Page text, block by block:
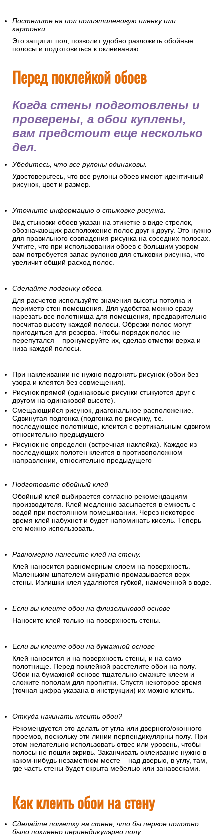
Постелите на пол полиэтиленовую пленку или
картонки.
Это защитит пол, позволит удобно разложить обойные
полосы и подготовиться к оклеиванию.
Перед поклейкой обоев
Когда стены подготовлены и
проверены, а обои куплены,
вам предстоит еще несколько
дел.
Убедитесь, что все рулоны одинаковы.
Удостоверьтесь, что все рулоны обоев имеют идентичный
рисунок, цвет и размер.
Уточните информацию о стыковке рисунка.
Вид стыковки обоев указан на этикетке в виде стрелок,
обозначающих расположение полос друг к другу. Это нужно
для правильного совпадения рисунка на соседних полосах.
Учтите, что при использовании обоев с большим узором
вам потребуется запас рулонов для стыковки рисунка, что
увеличит общий расход полос.
Сделайте подгонку обоев.
Для расчетов используйте значения высоты потолка и
периметр стен помещения. Для удобства можно сразу
нарезать все полотнища для помещения, предварительно
посчитав высоту каждой полосы. Обрезки полос могут
пригодиться для резерва. Чтобы порядок полос не
перепутался – пронумеруйте их, сделав отметки верха и
низа каждой полосы.
При наклеивании не нужно подгонять рисунок (обои без
узора и клеятся без совмещения).
Рисунок прямой (одинаковые рисунки стыкуются друг с
другом на одинаковой высоте).
Смещающийся рисунок, диагональное расположение.
Сдвинутая подгонка (подгонка по рисунку, т.е.
последующее полотнище, клеится с вертикальным сдвигом
относительно предыдущего
Рисунок не определен (встречная наклейка). Каждое из
последующих полотен клеится в противоположном
направлении, относительно предыдущего
Подготовьте обойный клей
Обойный клей выбирается согласно рекомендациям
производителя. Клей медленно засыпается в емкость с
водой при постоянном помешивании. Через некоторое
время клей набухнет и будет напоминать кисель. Теперь
его можно использовать.
Равномерно нанесите клей на стену.
Клей наносится равномерным слоем на поверхность.
Маленьким шпателем аккуратно промазывается верх
стены. Излишки клея удаляются губкой, намоченной в воде.
Если вы клеите обои на флизелиновой основе
Наносите клей только на поверхность стены.
Если вы клеите обои на бумажной основе
Клей наносится и на поверхность стены, и на само
полотнище. Перед поклейкой расстелите обои на полу.
Обои на бумажной основе тщательно смажьте клеем и
сложите пополам для пропитки. Спустя некоторое время
(точная цифра указана в инструкции) их можно клеить.
Откуда начинать клеить обои?
Рекомендуется это делать от угла или дверного/оконного
проемов, поскольку эти линии перпендикулярны полу. При
этом желательно использовать отвес или уровень, чтобы
полосы не пошли вкривь. Заканчивать оклеивание нужно в
каком-нибудь незаметном месте – над дверью, в углу, там,
где часть стены будет скрыта мебелью или занавесками.
Как клеить обои на стену
Сделайте пометку на стене, что бы первое полотно
было поклеено перпендикулярно полу.